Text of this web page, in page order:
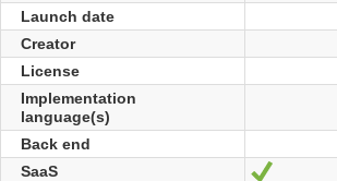
Launch date
Creator
License
Implementation
language(s)
Back end
SaaS